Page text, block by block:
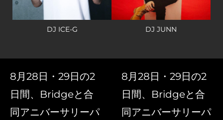
DJ ICE-G DJ JUNN
8月28日・29日の2
日間、Bridgeと合
同アニバーサリーパ
8月28日・29日の2
日間、Bridgeと合
同アニバーサリーパ